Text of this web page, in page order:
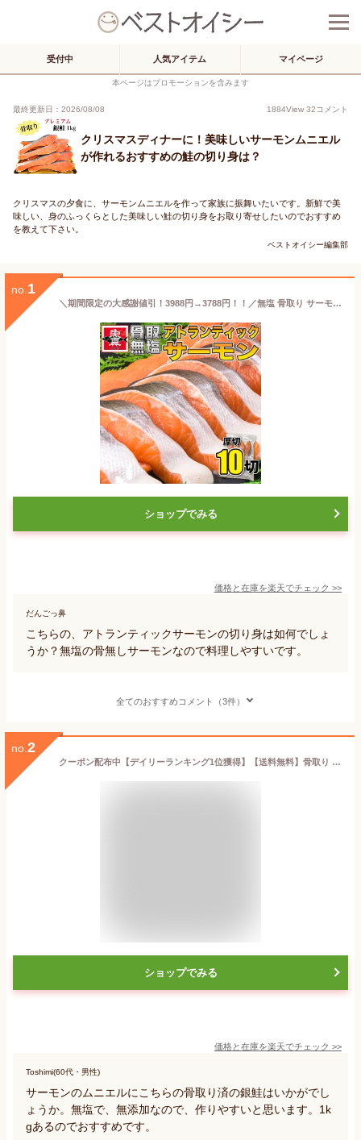
受付中 人気アイテム マイページ
本ページはプロモーションを含みます
最終更新日：2026/08/08 1884View 32コメント
クリスマスディナーに！美味しいサーモンムニエル
が作れるおすすめの鮭の切り身は？
クリスマスの夕食に、サーモンムニエルを作って家族に振舞いたいです。新鮮で美
味しい、身のふっくらとした美味しい鮭の切り身をお取り寄せしたいのでおすすめ
を教えて下さい。
ベストオイシー編集部
no. 1
＼期間限定の大感謝値引！3988円→3788円！！／無塩 骨取り サーモン 10切入(5切×2パック) さけ サケ 鮭 しゃけ アトランティックサーモン きりみ 切り身 切身 骨取り魚 魚 さかな 加熱用 お徳用 業務用食材 冷凍 送料無料 魚真 お試し【5%値引きは12月11日まで】
ショップでみる
価格と在庫を楽天でチェック >>
だんごっ鼻
こちらの、アトランティックサーモンの切り身は如何でしょ
うか？無塩の骨無しサーモンなので料理しやすいです。
全てのおすすめコメント（3件）
no. 2
クーポン配布中【デイリーランキング1位獲得】【送料無料】骨取り 銀鮭 無塩 無添加 1キロ 藻塩付 冷凍 鮭 ギフト 贈り物 プレミアム バラ凍結 ウロコ取り 訳あり 骨なし さけ サケ しゃけ シャケ 銀鮭切り身 お中元 お歳暮
ショップでみる
価格と在庫を楽天でチェック >>
Toshimi(60代・男性)
サーモンのムニエルにこちらの骨取り済の銀鮭はいかがでし
ょうか。無塩で、無添加なので、作りやすいと思います。1k
gあるのでおすすめです。